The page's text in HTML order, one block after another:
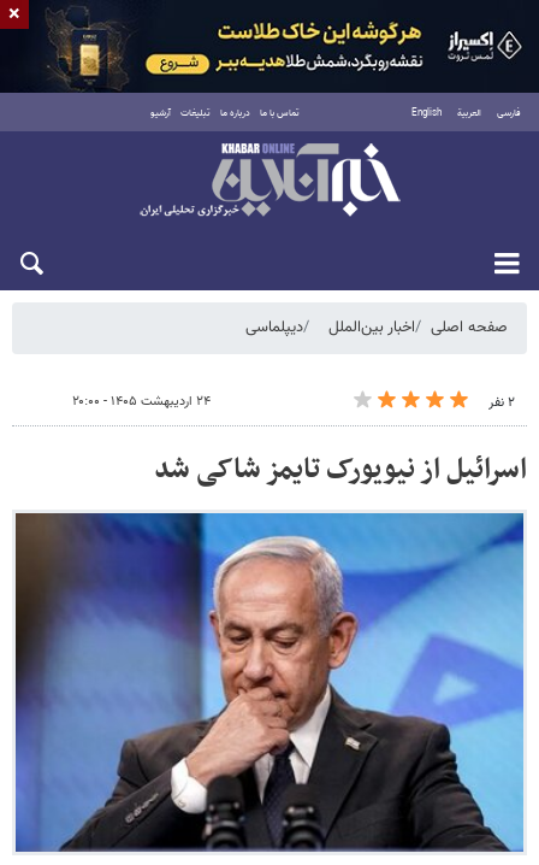
فارسی العربية English تماس با ما درباره ما تبلیغات آرشیو
شنبه ۱۷ مرداد ۱۴۰۵
صفحه اصلی اخبار بین‌الملل دیپلماسی
۲ نفر ۲۴ اردیبهشت ۱۴۰۵ - ۲۰:۰۰
اسرائیل از نیویورک تایمز شاکی شد
×